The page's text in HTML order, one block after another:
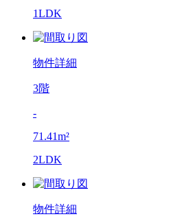
1LDK
物件詳細
3階
-
71.41m²
2LDK
物件詳細